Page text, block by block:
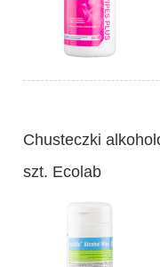
Chusteczki
szt. Ecolab